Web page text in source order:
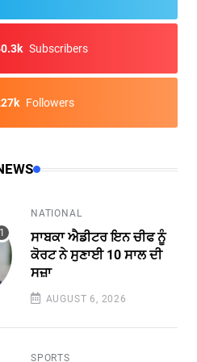
Subscribers
Followers
NATIONAL
ਸਾਬਕਾ ਐਡੀਟਰ ਇਨ ਚੀਫ ਨੂੰ
ਕੋਰਟ ਨੇ ਸੁਣਾਈ 10 ਸਾਲ ਦੀ
ਸਜ਼ਾ
AUGUST 6, 2026
SPORTS